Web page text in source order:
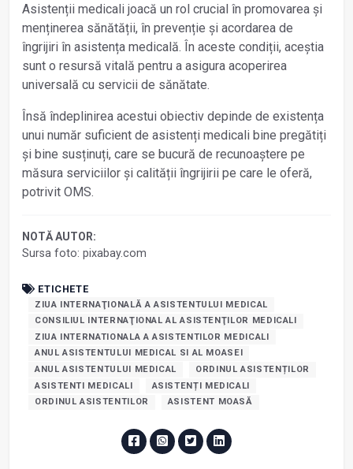
Asistenții medicali joacă un rol crucial în promovarea și
menținerea sănătății, în prevenție și acordarea de
îngrijiri în asistența medicală. În aceste condiții, aceștia
sunt o resursă vitală pentru a asigura acoperirea
universală cu servicii de sănătate.
Însă îndeplinirea acestui obiectiv depinde de existența
unui număr suficient de asistenți medicali bine pregătiți
și bine susținuți, care se bucură de recunoaștere pe
măsura serviciilor și calității îngrijirii pe care le oferă,
potrivit OMS.
NOTĂ AUTOR:
Sursa foto: pixabay.com
ETICHETE
ZIUA INTERNAŢIONALĂ A ASISTENTULUI MEDICAL
CONSILIUL INTERNAŢIONAL AL ASISTENŢILOR MEDICALI
ZIUA INTERNATIONALA A ASISTENTILOR MEDICALI
ANUL ASISTENTULUI MEDICAL SI AL MOASEI
ANUL ASISTENTULUI MEDICAL
ORDINUL ASISTENȚILOR
ASISTENTI MEDICALI
ASISTENȚI MEDICALI
ORDINUL ASISTENTILOR
ASISTENT MOASĂ